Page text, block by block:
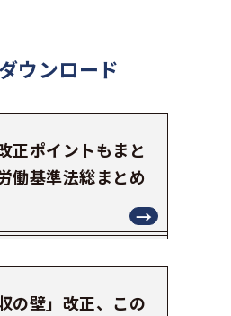
ダウンロード
正ポイントもまと
働基準法総まとめ
の壁」改正、この